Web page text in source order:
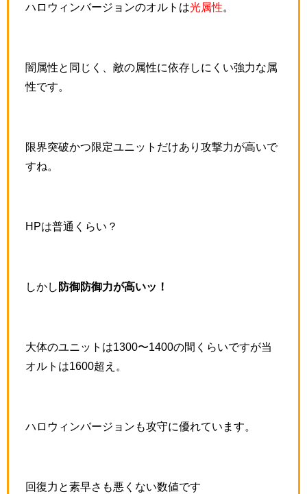
ハロウィンバージョンのオルトは光属性。
闇属性と同じく、敵の属性に依存しにくい強力な属
性です。
限界突破かつ限定ユニットだけあり攻撃力が高いで
すね。
HPは普通くらい？
しかし 防御防御力が高いッ！
大体のユニットは1300〜1400の間くらいですが当
オルトは1600超え。
ハロウィンバージョンも攻守に優れています。
回復力と素早さも悪くない数値です